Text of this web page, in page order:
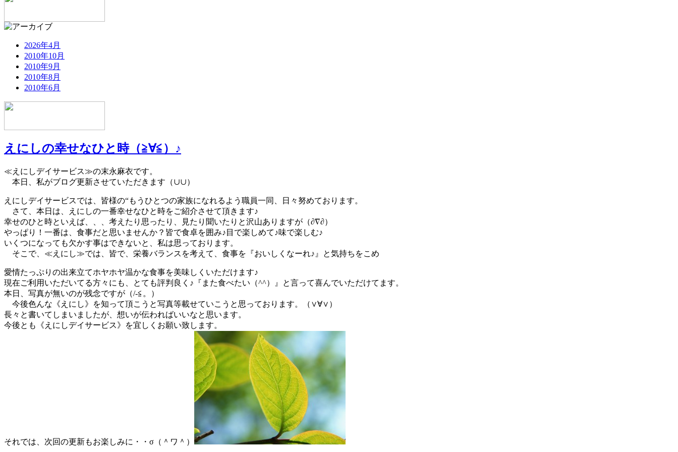
2026年4月
2010年10月
2010年9月
2010年8月
2010年6月
えにしの幸せなひと時（≧∀≦）♪
≪えにしデイサービス≫の末永麻衣です。
本日、私がブログ更新させていただきます（∪∪）
えにしデイサービスでは、皆様の“もうひとつの家族になれるよう職員一同、日々努めております。
さて、本日は、えにしの一番幸せなひと時をご紹介させて頂きます♪
幸せのひと時といえば、、、考えたり思ったり、見たり聞いたりと沢山ありますが（∂∇∂）
やっぱり！一番は、食事だと思いませんか？皆で食卓を囲み♪目で楽しめて♪味で楽しむ♪
いくつになっても欠かす事はできないと、私は思っております。
そこで、≪えにし≫では、皆で、栄養バランスを考えて、食事を『おいしくなーれ♪』と気持ちをこめ
愛情たっぷりの出来立てホヤホヤ温かな食事を美味しくいただけます♪
現在ご利用いただいてる方々にも、とても評判良く♪『また食べたい（^^）』と言って喜んでいただけてます。
本日、写真が無いのが残念ですが（/‐≦。）
今後色んな《えにし》を知って頂こうと写真等載せていこうと思っております。（∨∀∨）
長々と書いてしまいましたが、想いが伝わればいいなと思います。
今後とも《えにしデイサービス》を宜しくお願い致します。
それでは、次回の更新もお楽しみに・・σ（＾ワ＾）